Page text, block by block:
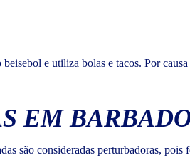
e utiliza bolas e tacos. Por
EM
são consideradas perturbadoras, pois